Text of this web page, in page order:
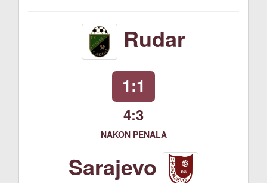
Rudar
1:1
4:3
NAKON PENALA
Sarajevo